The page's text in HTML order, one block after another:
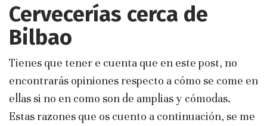
Cervecerías cerca de
Bilbao
Tienes que tener e cuenta que en este post, no
encontrarás opiniones respecto a cómo se come en
ellas si no en como son de amplias y cómodas.
Estas razones que os cuento a continuación, se me